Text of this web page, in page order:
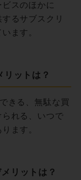
スのほかに
るサブスクリ
ます。
ットは？
きる、無駄な買
れる、いつで
ます。
リットは？